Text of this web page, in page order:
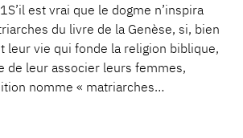
est vrai que le dogme n’inspira
du livre de la Genèse, si, bien
leur vie qui fonde la religion biblique,
de leur associer leurs femmes,
nomme « matriarches…